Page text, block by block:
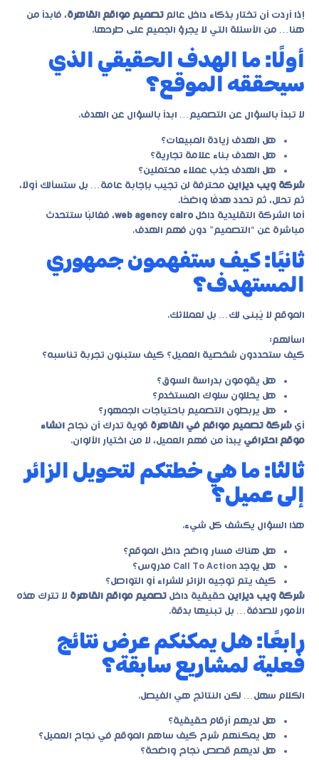
إذا أردت أن تختار بذكاء داخل عالم تصميم مواقع القاهرة، فابدأ من
هنا… من الأسئلة التي لا يجرؤ الجميع على طرحها.
أولًا: ما الهدف الحقيقي الذي
سيحققه الموقع؟
لا تبدأ بالسؤال عن التصميم… ابدأ بالسؤال عن الهدف.
هل الهدف زيادة المبيعات؟
هل الهدف بناء علامة تجارية؟
هل الهدف جذب عملاء محتملين؟
شركة ويب ديزاين محترفة لن تجيب بإجابة عامة… بل ستسألك أولًا،
ثم تحلل، ثم تحدد هدفًا واضحًا.
أما الشركة التقليدية داخلweb agency cairo، فغالبًا ستتحدث
مباشرة عن “التصميم” دون فهم الهدف.
ثانيًا: كيف ستفهمون جمهوري
المستهدف؟
الموقع لا يُبنى لك… بل لعملائك.
اسألهم:
كيف ستحددون شخصية العميل؟ كيف ستبنون تجربة تناسبه؟
هل يقومون بدراسة السوق؟
هل يحللون سلوك المستخدم؟
هل يربطون التصميم باحتياجات الجمهور؟
أي شركة تصميم مواقع في القاهرة قوية تدرك أن نجاح انشاء
موقع احترافي يبدأ من فهم العميل، لا من اختيار الألوان.
ثالثًا: ما هي خطتكم لتحويل الزائر
إلى عميل؟
هذا السؤال يكشف كل شيء.
هل هناك مسار واضح داخل الموقع؟
هل يوجد Call To Action مدروس؟
كيف يتم توجيه الزائر للشراء أو التواصل؟
شركة ويب ديزاين حقيقية داخل تصميم مواقع القاهرة لا تترك هذه
الأمور للصدفة… بل تبنيها بدقة.
رابعًا: هل يمكنكم عرض نتائج
فعلية لمشاريع سابقة؟
الكلام سهل… لكن النتائج هي الفيصل.
هل لديهم أرقام حقيقية؟
هل يمكنهم شرح كيف ساهم الموقع في نجاح العميل؟
هل لديهم قصص نجاح واضحة؟